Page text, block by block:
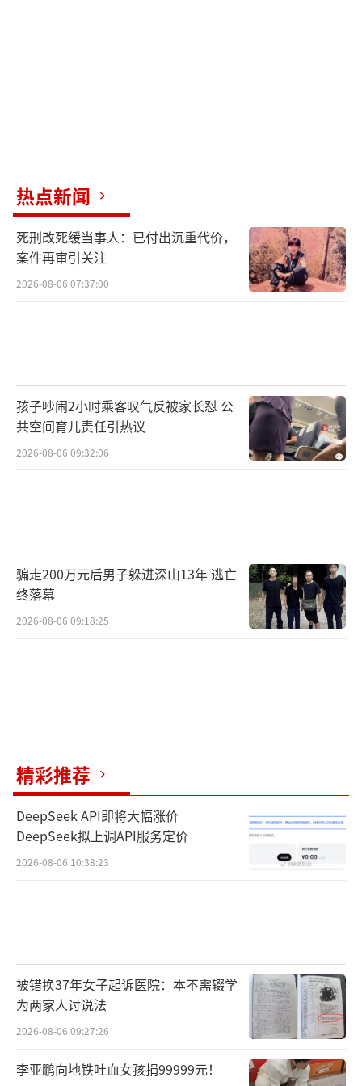
热点新闻
死刑改死缓当事人：已付出沉重代价，
案件再审引关注
2026-08-06 07:37:00
孩子吵闹2小时乘客叹气反被家长怼 公
共空间育儿责任引热议
2026-08-06 09:32:06
骗走200万元后男子躲进深山13年 逃亡
终落幕
2026-08-06 09:18:25
精彩推荐
DeepSeek API即将大幅涨价
DeepSeek拟上调API服务定价
2026-08-06 10:38:23
被错换37年女子起诉医院：本不需辍学
为两家人讨说法
2026-08-06 09:27:26
李亚鹏向地铁吐血女孩捐99999元！